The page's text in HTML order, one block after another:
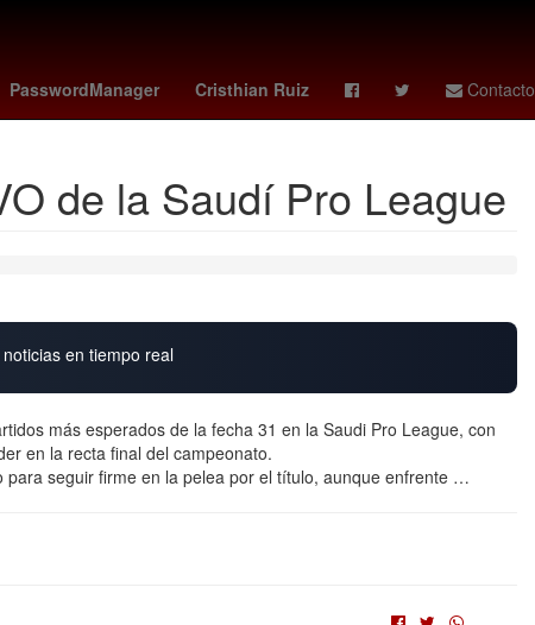
PasswordManager Cristhian Ruiz Contacto
2026 Selección de fútbol de España cubs - giants
de la Saudí Pro League
en tiempo real
más esperados de la fecha 31 en la Saudi Pro League, con
en la recta final del campeonato.
para seguir firme en la pelea por el título, aunque enfrente …